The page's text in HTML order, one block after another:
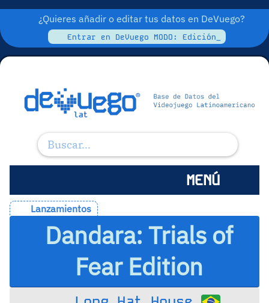
¿Quieres añadir o editar tus datos en DeVuego?
Entrar en DeVuego MODO: Edición_
MENÚ
Lanzamientos
Dandara: Trials of
Fear Edition